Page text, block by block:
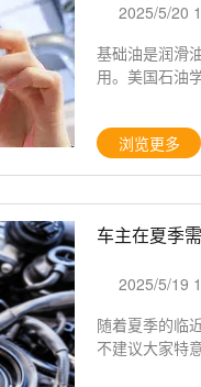
2025/5/20
基础油是润滑
用。美国石油
浏览更多
车主在夏季
2025/5/19
随着夏季的临
不建议大家特